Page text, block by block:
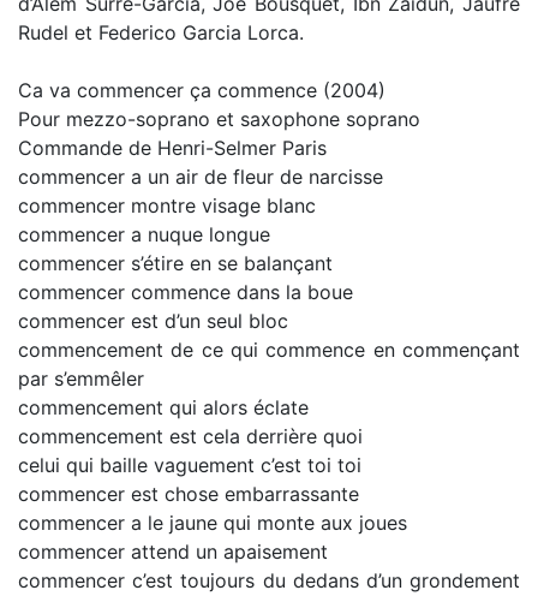
Rudel et Federico Garcia Lorca.
Ca va commencer ça commence (2004)
Pour mezzo-soprano et saxophone soprano
Commande de Henri-Selmer Paris
commencer a un air de fleur de narcisse
commencer montre visage blanc
commencer a nuque longue
commencer s’étire en se balançant
commencer commence dans la boue
commencer est d’un seul bloc
commencement de ce qui commence en commençant
par s’emmêler
commencement qui alors éclate
commencement est cela derrière quoi
celui qui baille vaguement c’est toi toi
commencer est chose embarrassante
commencer a le jaune qui monte aux joues
commencer attend un apaisement
commencer c’est toujours du dedans d’un grondement